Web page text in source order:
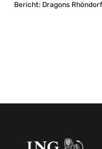
Bericht: Dragons